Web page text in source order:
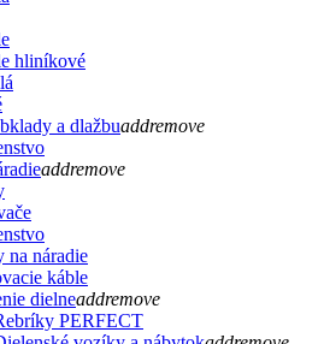
hliníkové
a dlažbuaddremove
addremove
náradie
káble
dielneaddremove
PERFECT